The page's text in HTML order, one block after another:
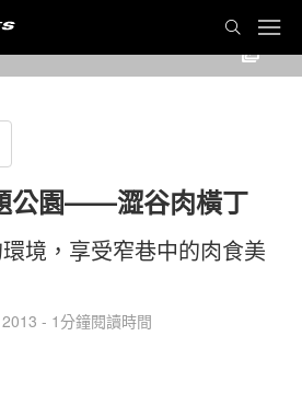
公園——澀谷肉橫丁
境，享受窄巷中的肉食美
- 1分鐘閱讀時間